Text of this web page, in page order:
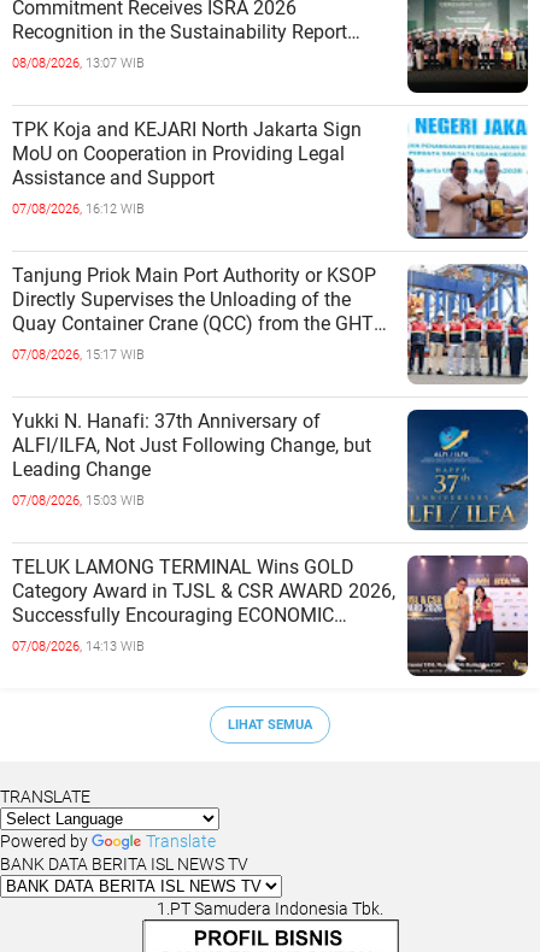
Commitment Receives ISRA 2026
Recognition in the Sustainability Report
Category
08/08/2026, 13:07 WIB
TPK Koja and KEJARI North Jakarta Sign
MoU on Cooperation in Providing Legal
Assistance and Support
07/08/2026, 16:12 WIB
Tanjung Priok Main Port Authority or KSOP
Directly Supervises the Unloading of the
Quay Container Crane (QCC) from the GHT
Marimas Ship at the North J
07/08/2026, 15:17 WIB
Yukki N. Hanafi: 37th Anniversary of
ALFI/ILFA, Not Just Following Change, but
Leading Change
07/08/2026, 15:03 WIB
TELUK LAMONG TERMINAL Wins GOLD
Category Award in TJSL & CSR AWARD 2026,
Successfully Encouraging ECONOMIC
INDEPENDENCE OF COASTAL
07/08/2026, 14:13 WIB
LIHAT SEMUA
TRANSLATE
Powered by
Translate
BANK DATA BERITA ISL NEWS TV
1.PT Samudera Indonesia Tbk.